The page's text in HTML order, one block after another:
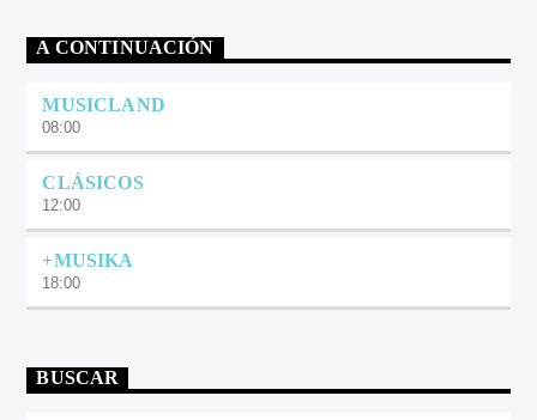
A CONTINUACIÓN
MUSICLAND
08:00
CLÁSICOS
12:00
+MUSIKA
18:00
BUSCAR